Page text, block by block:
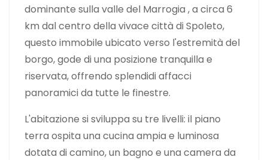
dominante sulla valle del Marrogia , a circa 6
km dal centro della vivace città di Spoleto,
questo immobile ubicato verso l'estremità del
borgo, gode di una posizione tranquilla e
riservata, offrendo splendidi affacci
panoramici da tutte le finestre.
L'abitazione si sviluppa su tre livelli: il piano
terra ospita una cucina ampia e luminosa
dotata di camino, un bagno e una camera da